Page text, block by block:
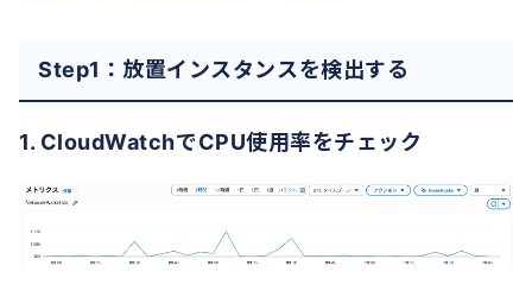
Step1：放置インスタンスを検出する
1. CloudWatchでCPU使用率をチェック